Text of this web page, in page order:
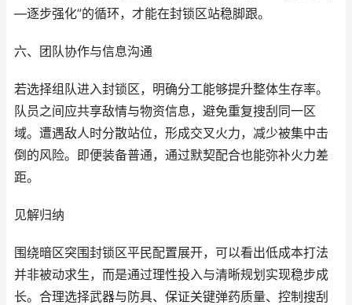
—逐步强化”的循环，才能在封锁区站稳脚跟。
六、团队协作与信息沟通
若选择组队进入封锁区，明确分工能够提升整体生存率。
队员之间应共享敌情与物资信息，避免重复搜刮同一区
域。遭遇敌人时分散站位，形成交叉火力，减少被集中击
倒的风险。即便装备普通，通过默契配合也能弥补火力差
距。
见解归纳
围绕暗区突围封锁区平民配置展开，可以看出低成本打法
并非被动求生，而是通过理性投入与清晰规划实现稳步成
长。合理选择武器与防具、保证关键弹药质量、控制搜刮